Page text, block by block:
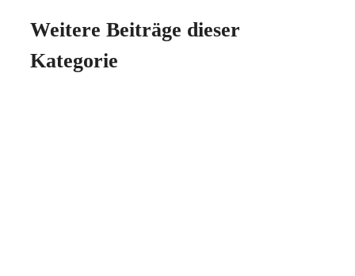
Weitere Beiträge dieser
Kategorie